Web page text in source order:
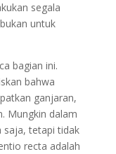
segala
untuk
bagian ini.
bahwa
ganjaran,
Mungkin dalam
saja, tetapi tidak
recta adalah